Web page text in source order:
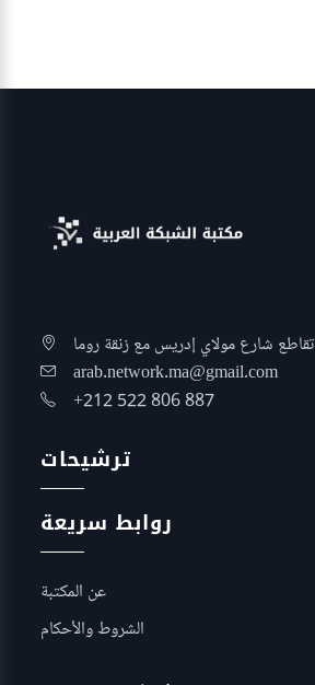
تقاطع شارع مولاي إدريس مع زنقة روما
arab.network.ma@gmail.com
+212 522 806 887
ترشيحات
روابط سريعة
عن المكتبة
الشروط والأحكام